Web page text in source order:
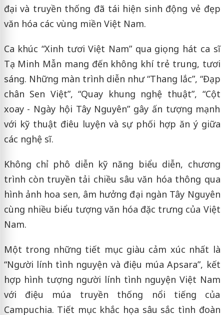
đại và truyền thống đã tái hiện sinh động vẻ đẹp
văn hóa các vùng miền Việt Nam.
Ca khúc “Xinh tươi Việt Nam” qua giọng hát ca sĩ
Tạ Minh Mẫn mang đến không khí trẻ trung, tươi
sáng. Những màn trình diễn như “Thang lắc”, “Đạp
chân Sen Việt”, “Quay khung nghệ thuật”, “Cột
xoay - Ngày hội Tây Nguyên” gây ấn tượng mạnh
với kỹ thuật điêu luyện và sự phối hợp ăn ý giữa
các nghệ sĩ.
Không chỉ phô diễn kỹ năng biểu diễn, chương
trình còn truyền tải chiều sâu văn hóa thông qua
hình ảnh hoa sen, âm hưởng đại ngàn Tây Nguyên
cùng nhiều biểu tượng văn hóa đặc trưng của Việt
Nam.
Một trong những tiết mục giàu cảm xúc nhất là
“Người lính tình nguyện và điệu múa Apsara”, kết
hợp hình tượng người lính tình nguyện Việt Nam
với điệu múa truyền thống nổi tiếng của
Campuchia. Tiết mục khắc họa sâu sắc tình đoàn